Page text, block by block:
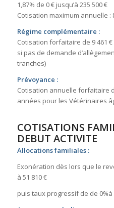
1,87% de 0 € jusqu’à 235 500 €
Cotisation maximum annuelle :
Régime complémentaire :
Cotisation forfaitaire de 9 461
si pas de demande
tranches)
Prévoyance :
Cotisation annuelle forfaitaire
années pour les Vétérinaires
COTISATIONS
DEBUT ACTIVITE
Allocations familiales :
Exonération dès lors que le
à 51 810 €
puis taux progressif de de 0%à